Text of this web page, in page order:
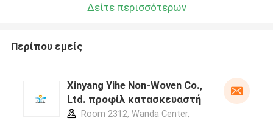
Δείτε περισσότερων
Περίπου εμείς
Xinyang Yihe Non-Woven Co.,
Ltd. προφίλ κατασκευαστή
Room 2312, Wanda Center,